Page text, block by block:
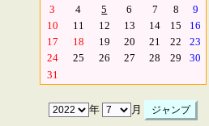
3
4 5 6 7 8
9
10
11 12 13 14 15
16
17
18 19 20 21 22
23
24
25 26 27 28 29
30
31
年 月